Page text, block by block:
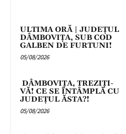
ULTIMA ORĂ | JUDEȚUL
DÂMBOVIȚA, SUB COD
GALBEN DE FURTUNI!
05/08/2026
DÂMBOVIȚA, TREZIȚI-
VĂ! CE SE ÎNTÂMPLĂ CU
JUDEȚUL ĂSTA?!
05/08/2026